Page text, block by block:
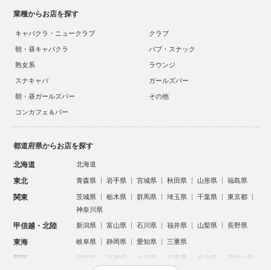
業種からお店を探す
キャバクラ・ニュークラブ
クラブ
朝・昼キャバクラ
パブ・スナック
熟女系
ラウンジ
スナキャバ
ガールズバー
朝・昼ガールズバー
その他
コンカフェ＆バー
都道府県からお店を探す
北海道 北海道
東北 青森県 岩手県 宮城県 秋田県 山形県 福島県
関東 茨城県 栃木県 群馬県 埼玉県 千葉県
東京都
神奈川県
甲信越・北陸 新潟県 富山県 石川県 福井県 山梨県 長野県
東海 岐阜県 静岡県 愛知県 三重県
関西 滋賀県 京都府 大阪府 兵庫県 奈良県 和歌山県